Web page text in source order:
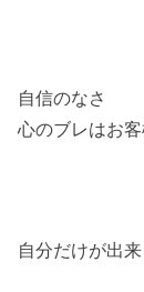
自信のなさ
心のブレはお
自分だけが出